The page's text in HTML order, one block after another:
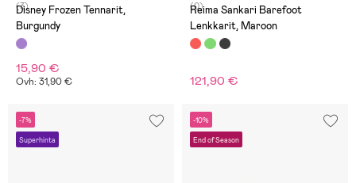
(3)
Disney Frozen Tennarit,
Burgundy
15,90 €
Ovh: 31,90 €
(0)
Reima Sankari Barefoot
Lenkkarit, Maroon
121,90 €
-7%
Superhinta
-10%
End of Season